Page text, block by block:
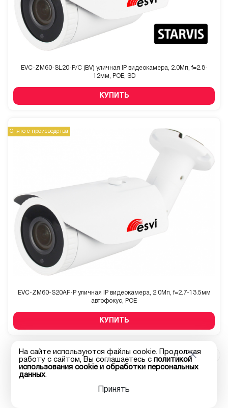
EVC-ZM60-SL20-P/C (BV) уличная IP видеокамера, 2.0Мп, f=2.8-
12мм, POE, SD
КУПИТЬ
Снято с производства
EVC-ZM60-S20AF-P уличная IP видеокамера, 2.0Мп, f=2.7-13.5мм
автофокус, POE
КУПИТЬ
1 2 3 4 12
На сайте используются файлы cookie. Продолжая
работу с сайтом, Вы соглашаетесь сполитикой
использования cookie и обработки персональных
данных.
Принять